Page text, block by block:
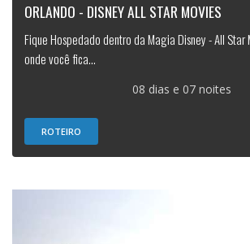
ORLANDO - DISNEY ALL STAR MOVIES
Fique Hospedado dentro da Magia Disney - All Star
onde você fica...
08 dias e 07 noites
ROTEIRO